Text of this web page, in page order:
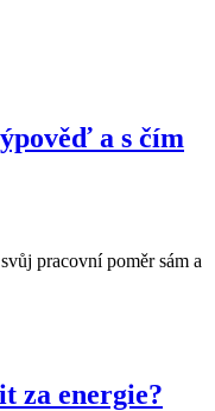
a s čím
pracovní poměr sám a
za energie?